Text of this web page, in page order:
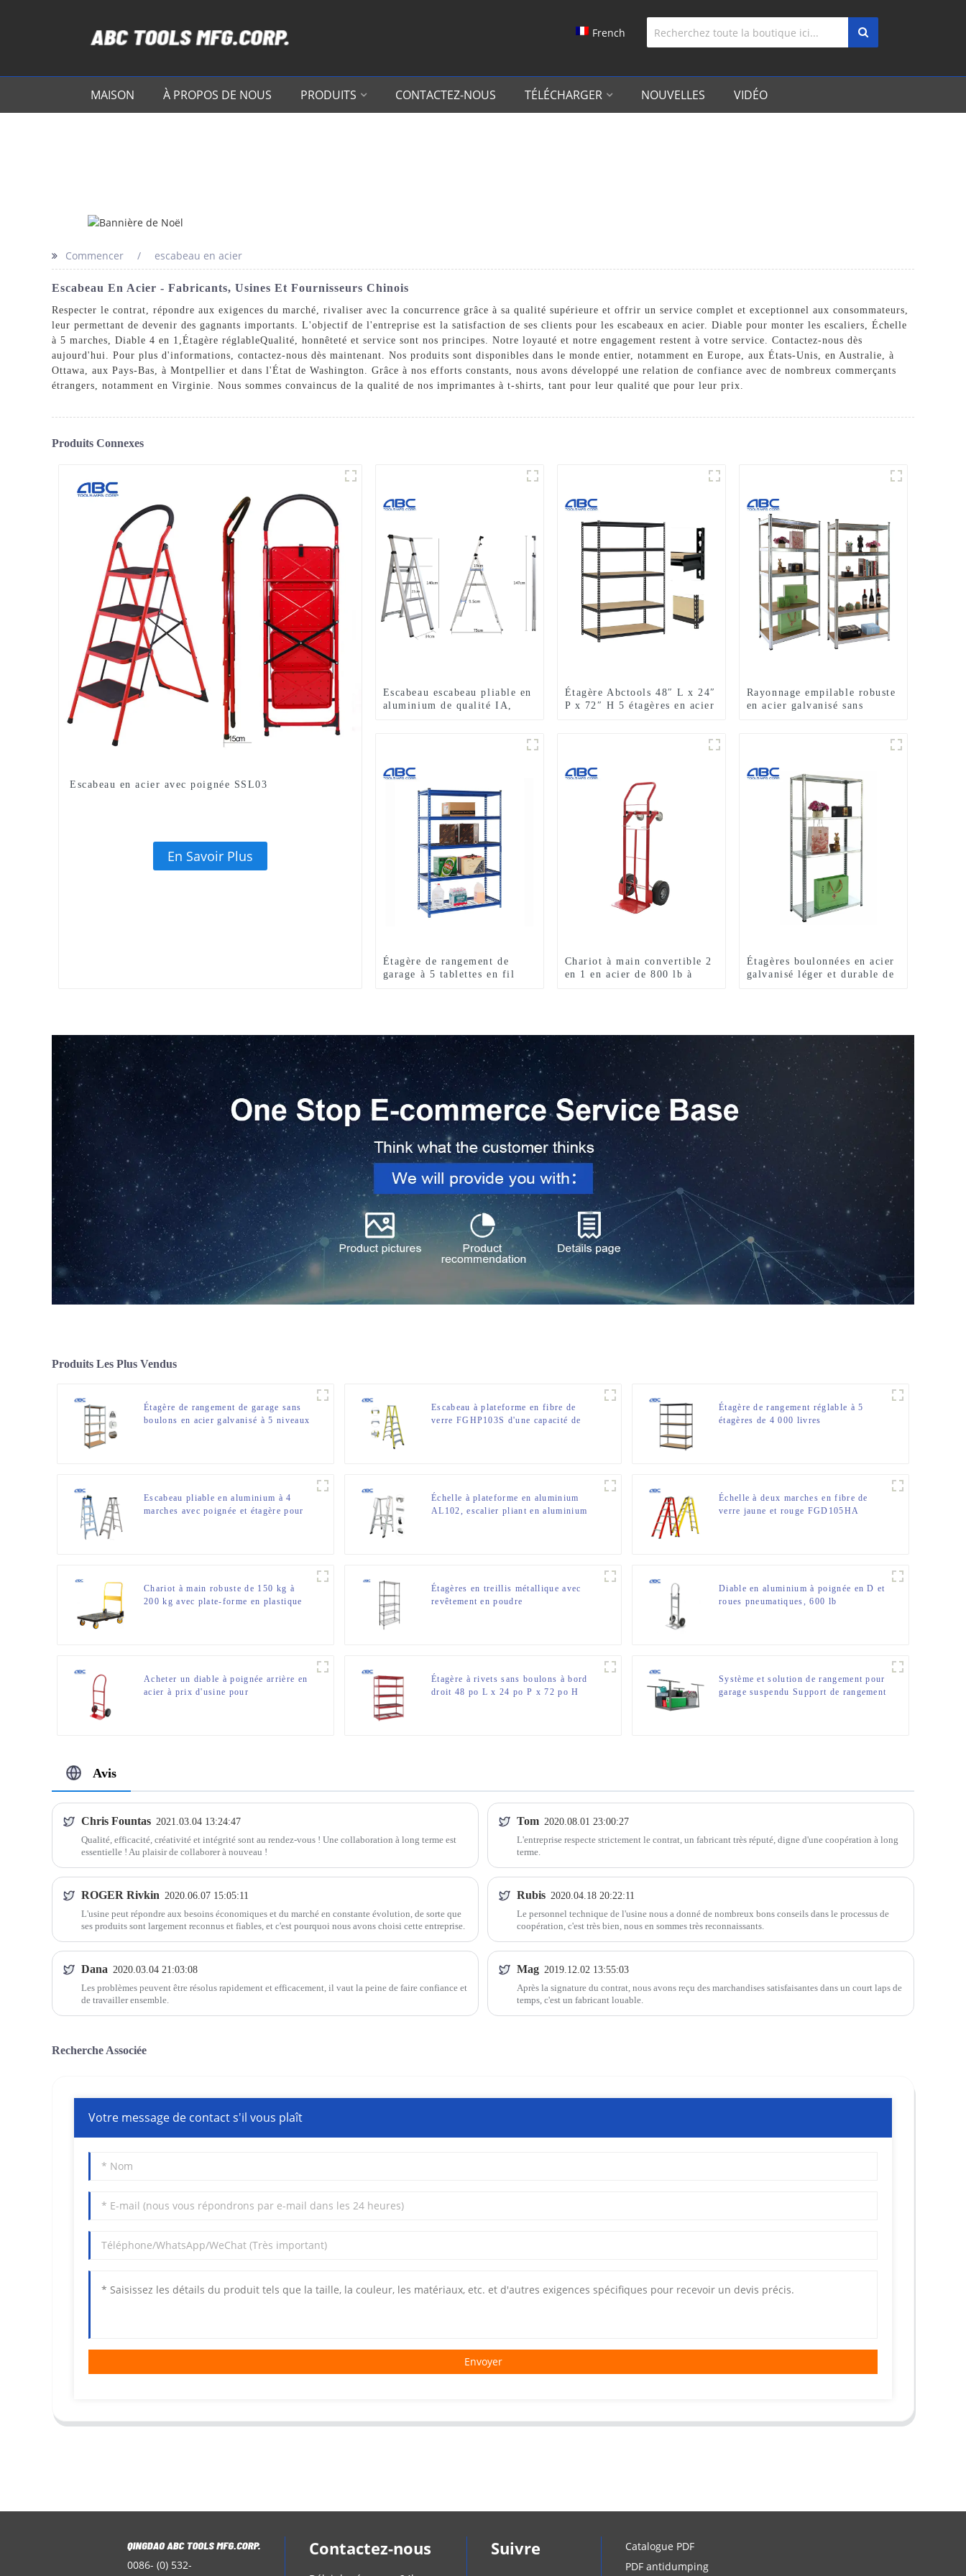
French
MAISON À PROPOS DE NOUS PRODUITS CONTACTEZ-NOUS TÉLÉCHARGER NOUVELLES VIDÉO
Commencer escabeau en acier
Escabeau En Acier - Fabricants, Usines Et Fournisseurs Chinois
Respecter le contrat, répondre aux exigences du marché, rivaliser avec la concurrence grâce à sa qualité supérieure et offrir un service complet et exceptionnel aux consommateurs,
leur permettant de devenir des gagnants importants. L'objectif de l'entreprise est la satisfaction de ses clients pour les escabeaux en acier. Diable pour monter les escaliers
Échelle
à 5 marches
Diable 4 en 1 Étagère réglableQualité, honnêteté et service sont nos principes. Notre loyauté et notre engagement restent à votre service. Contactez-nous dès
aujourd'hui. Pour plus d'informations, contactez-nous dès maintenant. Nos produits sont disponibles dans le monde entier, notamment en Europe, aux États-Unis, en Australie, à
Ottawa, aux Pays-Bas, à Montpellier et dans l'État de Washington. Grâce à nos efforts constants, nous avons développé une relation de confiance avec de nombreux commerçants
étrangers, notamment en Virginie. Nous sommes convaincus de la qualité de nos imprimantes à t-shirts, tant pour leur qualité que pour leur prix.
Produits Connexes
Escabeau en acier avec poignée SSL03
En Savoir Plus
Escabeau escabeau pliable en
aluminium de qualité IA,
Étagère Abctools 48″ L x 24″
P x 72″ H 5 étagères en acier
Rayonnage empilable robuste
en acier galvanisé sans
Étagère de rangement de
garage à 5 tablettes en fil
Chariot à main convertible 2
en 1 en acier de 800 lb à
Étagères boulonnées en acier
galvanisé léger et durable de
Produits Les Plus Vendus
Étagère de rangement de garage sans
boulons en acier galvanisé à 5 niveaux
Escabeau à plateforme en fibre de
verre FGHP103S d'une capacité de
Étagère de rangement réglable à 5
étagères de 4 000 livres
Escabeau pliable en aluminium à 4
marches avec poignée et étagère pour
Échelle à plateforme en aluminium
AL102, escalier pliant en aluminium
Échelle à deux marches en fibre de
verre jaune et rouge FGD105HA
Chariot à main robuste de 150 kg à
200 kg avec plate-forme en plastique
Étagères en treillis métallique avec
revêtement en poudre
Diable en aluminium à poignée en D et
roues pneumatiques, 600 lb
Acheter un diable à poignée arrière en
acier à prix d'usine pour
Étagère à rivets sans boulons à bord
droit 48 po L x 24 po P x 72 po H
Système et solution de rangement pour
garage suspendu Support de rangement
Avis
Chris Fountas 2021.03.04 13:24:47
Qualité, efficacité, créativité et intégrité sont au rendez-vous ! Une collaboration à long terme est
essentielle ! Au plaisir de collaborer à nouveau !
Tom 2020.08.01 23:00:27
L'entreprise respecte strictement le contrat, un fabricant très réputé, digne d'une coopération à long
terme.
ROGER Rivkin 2020.06.07 15:05:11
L'usine peut répondre aux besoins économiques et du marché en constante évolution, de sorte que
ses produits sont largement reconnus et fiables, et c'est pourquoi nous avons choisi cette entreprise.
Rubis 2020.04.18 20:22:11
Le personnel technique de l'usine nous a donné de nombreux bons conseils dans le processus de
coopération, c'est très bien, nous en sommes très reconnaissants.
Dana 2020.03.04 21:03:08
Les problèmes peuvent être résolus rapidement et efficacement, il vaut la peine de faire confiance et
de travailler ensemble.
Mag 2019.12.02 13:55:03
Après la signature du contrat, nous avons reçu des marchandises satisfaisantes dans un court laps de
temps, c'est un fabricant louable.
Recherche Associée
Votre message de contact s'il vous plaît
Envoyer
0086- (0) 532-
Contactez-nous Suivre
Catalogue PDF
PDF antidumping